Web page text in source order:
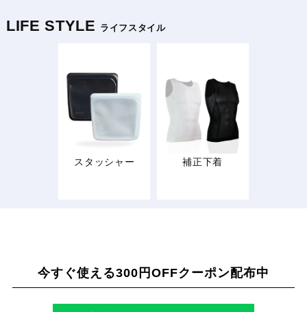
LIFE STYLE ライフスタイル
スタッシャー 補正下着
今すぐ使える300円OFFクーポン配布中